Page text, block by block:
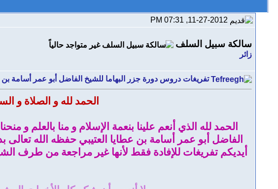
سالكة سبيل السلف
زائر
تفريغات دروس دورة جزر البهاما للشيخ الفاضل أبو عمر أسامة
الحمد لله و الصلاة و
الحمد لله الذي أنعم علينا بنعمة الإسلام و منا بالعلم
الفاضل أبو عمر أسامة بن عطايا العتيبي حفظه الله تعالى
أيديكم تفريغات للإفادة فقط لأنها غير مراجعة من طرف